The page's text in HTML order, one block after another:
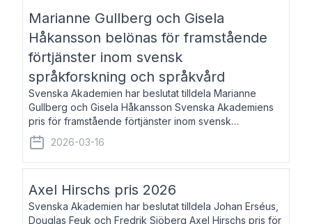
Marianne Gullberg och Gisela
Håkansson belönas för framstående
förtjänster inom svensk
språkforskning och språkvård
Svenska Akademien har beslutat tilldela Marianne
Gullberg och Gisela Håkansson Svenska Akademiens
pris för framstående förtjänster inom svensk
språkforskning och språkvård till minne av Carl Gabriel
och Karin Forsberg för år 2026. Prissumma
2026-03-16
Axel Hirschs pris 2026
Svenska Akademien har beslutat tilldela Johan Erséus,
Douglas Feuk och Fredrik Sjöberg Axel Hirschs pris för